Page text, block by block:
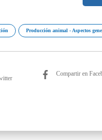
Producción animal - Aspectos
Compartir en